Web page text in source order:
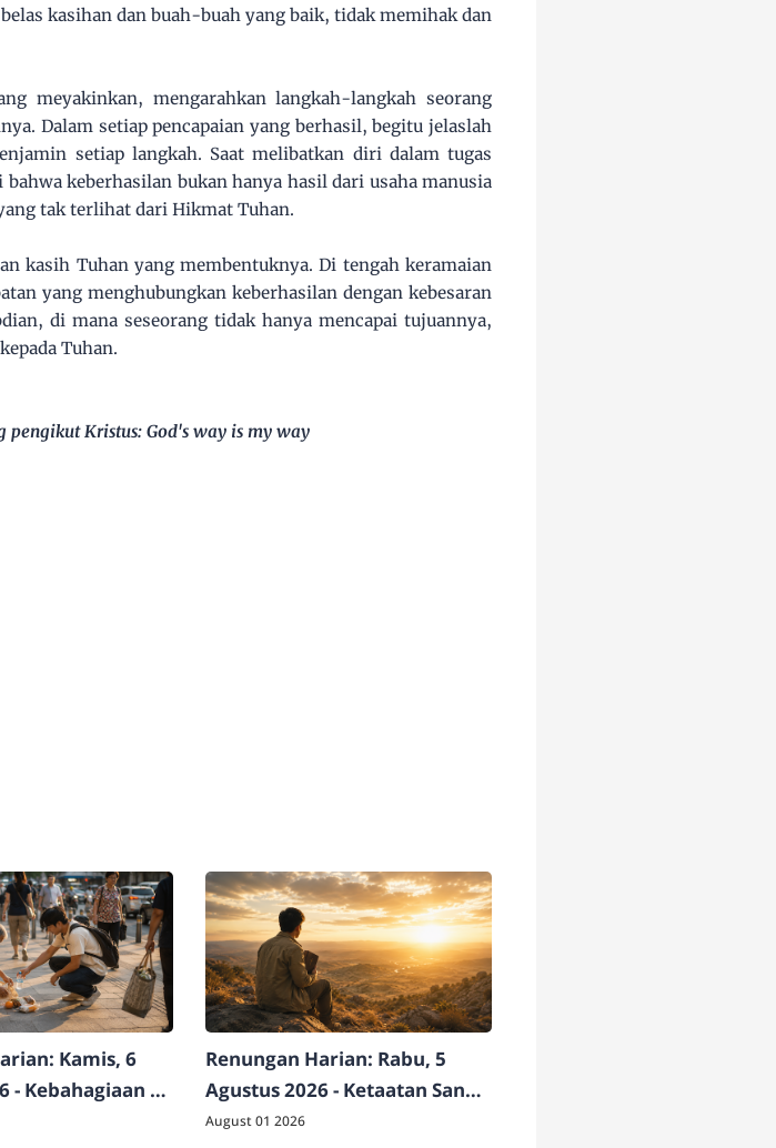
kasihan dan buah-buah yang baik, tidak memihak dan
meyakinkan, mengarahkan langkah-langkah seorang
Dalam setiap pencapaian yang berhasil, begitu jelaslah
setiap langkah. Saat melibatkan diri dalam tugas
keberhasilan bukan hanya hasil dari usaha manusia
tak terlihat dari Hikmat Tuhan.
kasih Tuhan yang membentuknya. Di tengah keramaian
yang menghubungkan keberhasilan dengan kebesaran
di mana seseorang tidak hanya mencapai tujuannya,
Tuhan.
pengikut Kristus: God's way is my way
Kamis, 6
- Kebahagiaan di
Renungan Harian: Rabu, 5
Agustus 2026 - Ketaatan Sang
Raja Sejati
August 01 2026